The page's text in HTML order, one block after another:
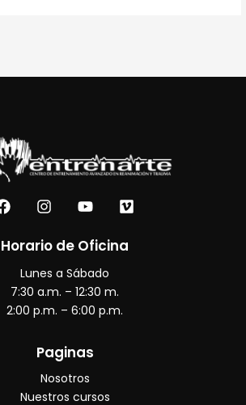
F
a
e
o
k
I
n
t
g
r
a
Y
o
t
b
e
V
i
e
Horario de Oficina
Lunes a Sábado
7:30 a.m. – 12:30 m.
2:00 p.m. – 6:00 p.m.
Paginas
Nosotros
Nuestros cursos